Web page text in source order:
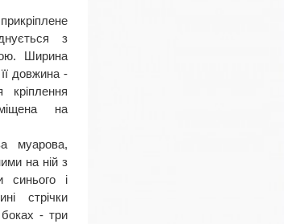
з
Ширина
довжина -
кріплення
на
муарова,
на ній з
синього і
стрічки
боках - три